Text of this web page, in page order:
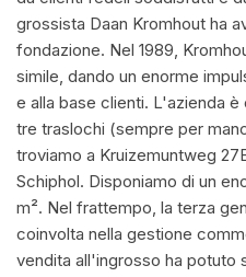
grossista Daan Kromhout ha
fondazione. Nel 1989,
simile, dando un enorme
e alla base clienti. L'azienda
tre traslochi (sempre per
troviamo a Kruizemuntweg
Schiphol. Disponiamo di un
m². Nel frattempo, la terza
coinvolta nella gestione
vendita all'ingrosso ha potuto